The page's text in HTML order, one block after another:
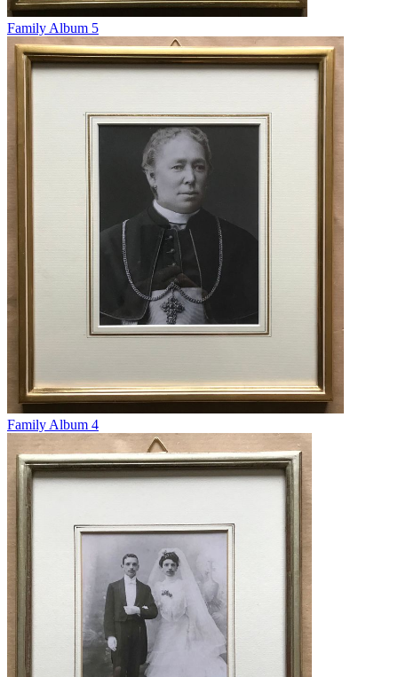
Family Album 5
Family Album 4